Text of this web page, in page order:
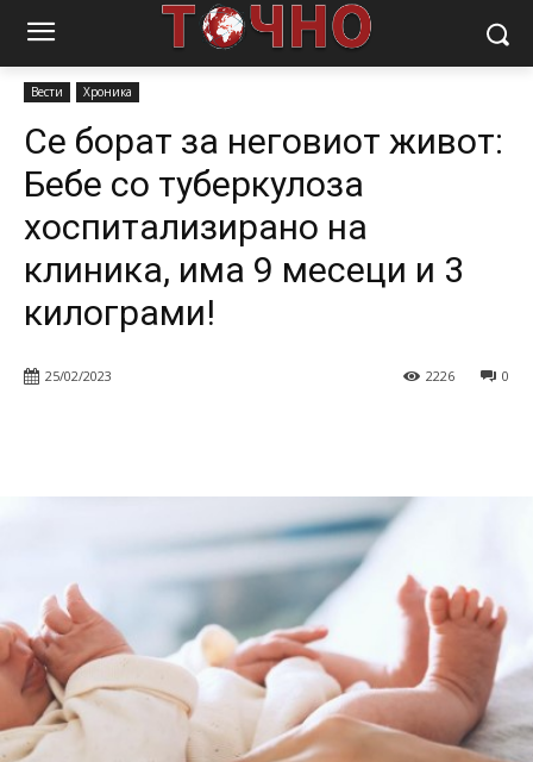
Почетна
Се борат за неговиот живот: Бебе со туберкулоза
Вести Хроника
Се борат за неговиот живот:
Бебе со туберкулоза
хоспитализирано на
клиника, има 9 месеци и 3
килограми!
25/02/2023 0
2226